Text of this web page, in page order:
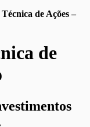
de Ações –
de